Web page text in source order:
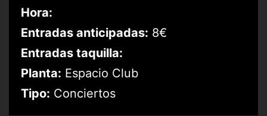
Hora:
Entradas anticipadas: 8€
Entradas taquilla:
Planta: Espacio Club
Tipo: Conciertos